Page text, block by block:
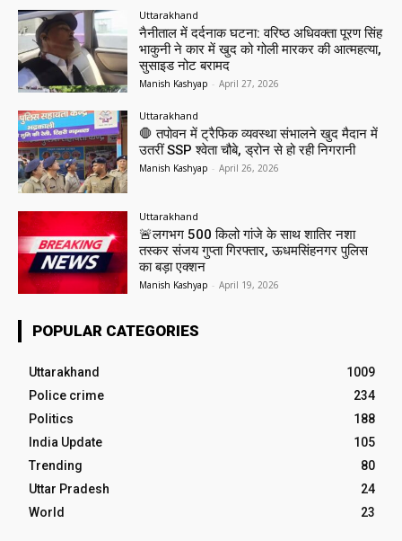
Uttarakhand
नैनीताल में दर्दनाक घटना: वरिष्ठ अधिवक्ता पूरण सिंह
भाकुनी ने कार में खुद को गोली मारकर की आत्महत्या,
सुसाइड नोट बरामद
Manish Kashyap - April 27, 2026
Uttarakhand
🛑 तपोवन में ट्रैफिक व्यवस्था संभालने खुद मैदान में
उतरीं SSP श्वेता चौबे, ड्रोन से हो रही निगरानी
Manish Kashyap - April 26, 2026
Uttarakhand
🚨लगभग 500 किलो गांजे के साथ शातिर नशा
तस्कर संजय गुप्ता गिरफ्तार, ऊधमसिंहनगर पुलिस
का बड़ा एक्शन
Manish Kashyap - April 19, 2026
POPULAR CATEGORIES
Uttarakhand
1009
Police crime
234
Politics
188
India Update
105
Trending
80
Uttar Pradesh
24
World
23